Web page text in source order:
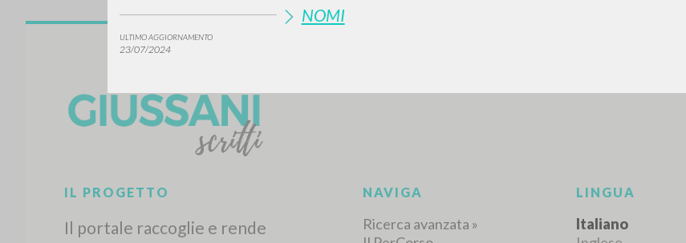
ULTIMO AGGIORNAMENTO
23/07/2024
NOMI
TIPOLOGIA OPERA